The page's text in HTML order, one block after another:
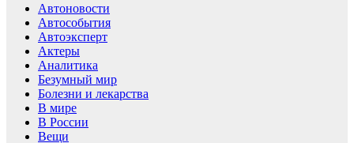
Автоновости
Автособытия
Автоэксперт
Актеры
Аналитика
Безумный мир
Болезни и лекарства
В мире
В России
Вещи